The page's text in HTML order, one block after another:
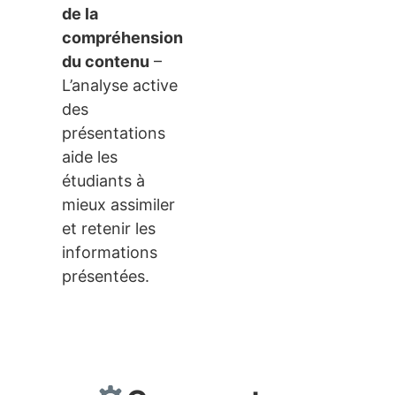
de la
compréhension
du contenu –
L’analyse active
des
présentations
aide les
étudiants à
mieux assimiler
et retenir les
informations
présentées.